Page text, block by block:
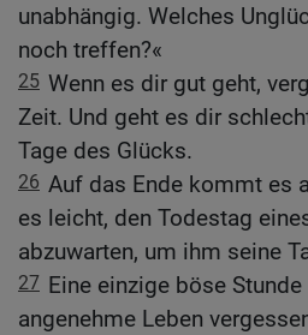
unabhängig. Welches
noch treffen?«
25 Wenn es dir gut geht,
Zeit. Und geht es dir
Tage des Glücks.
26 Auf das Ende kommt es
es leicht, den Todestag
abzuwarten, um ihm seine
27 Eine einzige böse
angenehme Leben